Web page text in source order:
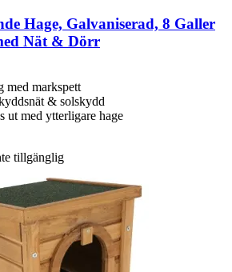
Hage, Galvaniserad, 8 Galler
Nät & Dörr
med markspett
& solskydd
ut med ytterligare hage
tillgänglig